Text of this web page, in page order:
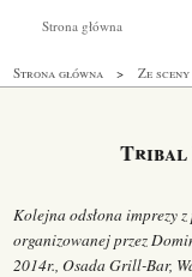
Strona główna
Strona główna Ze
Tribal
Kolejna odsłona imprezy
organizowanej przez
2014r., Osada Grill-Bar,